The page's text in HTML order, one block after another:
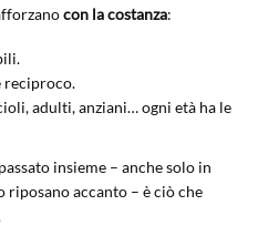
con la costanza:
reciproco.
adulti, anziani… ogni età ha le
insieme – anche solo in
accanto – è ciò che